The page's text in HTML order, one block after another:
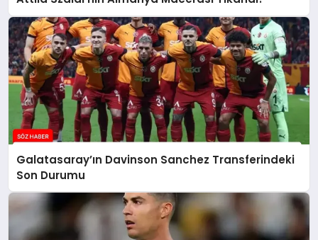
Galatasaray’ın Davinson Sanchez Transferindeki
Son Durumu